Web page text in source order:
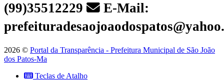
(99)35512229
E-Mail:
2026 © Portal da Transparência - Prefeitura Municipal de São João
dos Patos-Ma
Teclas de Atalho